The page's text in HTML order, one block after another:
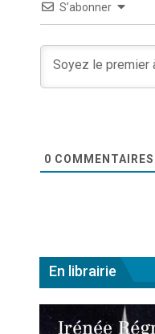
S’abonner
0 COMMENTAIRES
En librairie